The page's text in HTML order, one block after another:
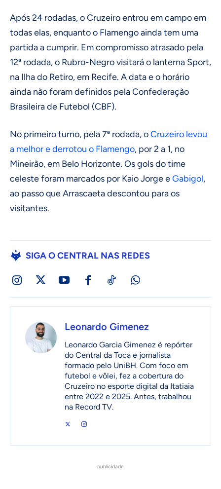
Após 24 rodadas, o Cruzeiro entrou em campo em
todas elas, enquanto o Flamengo ainda tem uma
partida a cumprir. Em compromisso atrasado pela
12ª rodada, o Rubro-Negro visitará o lanterna Sport,
na Ilha do Retiro, em Recife. A data e o horário
ainda não foram definidos pela Confederação
Brasileira de Futebol (CBF).
No primeiro turno, pela 7ª rodada, oCruzeiro levou
a melhor e derrotou o Flamengo, por 2 a 1, no
Mineirão, em Belo Horizonte. Os gols do time
celeste foram marcados por Kaio Jorge eGabigol,
ao passo que Arrascaeta descontou para os
visitantes.
SIGA O CENTRAL NAS REDES
Leonardo Gimenez
Leonardo Garcia Gimenez é repórter
do Central da Toca e jornalista
formado pelo UniBH. Com foco em
futebol e vôlei, fez a cobertura do
Cruzeiro no esporte digital da Itatiaia
entre 2022 e 2025. Antes, trabalhou
na Record TV.
publicidade